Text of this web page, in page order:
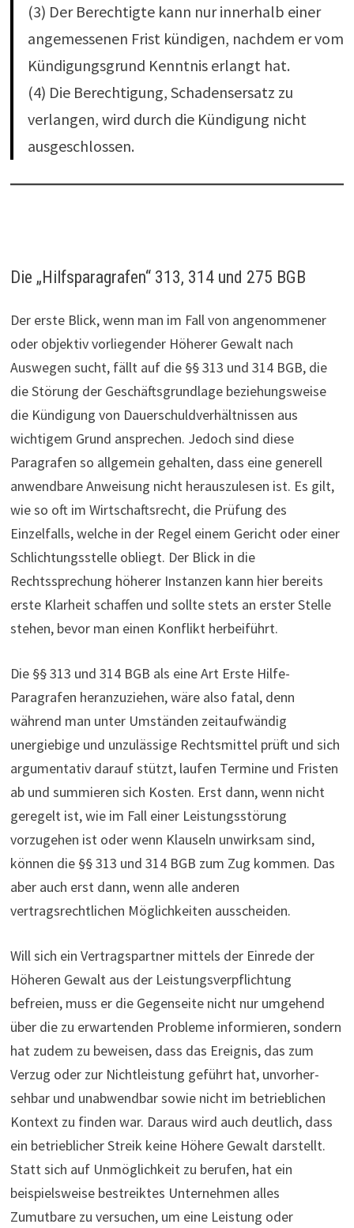
(3) Der Berechtigte kann nur innerhalb einer
angemessenen Frist kündigen, nachdem er vom
Kündigungsgrund Kenntnis erlangt hat.
(4) Die Berechtigung, Schadensersatz zu
verlangen, wird durch die Kündigung nicht
ausgeschlossen.
Die „Hilfsparagrafen“ 313, 314 und 275 BGB
Der erste Blick, wenn man im Fall von angenommener
oder objektiv vorliegender Höherer Gewalt nach
Auswegen sucht, fällt auf die §§ 313 und 314 BGB, die
die Störung der Geschäftsgrundlage beziehungsweise
die Kündigung von Dauerschuldverhältnissen aus
wichtigem Grund ansprechen. Jedoch sind diese
Paragrafen so allgemein gehalten, dass eine generell
anwendbare Anweisung nicht herauszulesen ist. Es gilt,
wie so oft im Wirtschaftsrecht, die Prüfung des
Einzelfalls, welche in der Regel einem Gericht oder einer
Schlichtungsstelle obliegt. Der Blick in die
Rechtssprechung höherer Instanzen kann hier bereits
erste Klarheit schaffen und sollte stets an erster Stelle
stehen, bevor man einen Konflikt herbeiführt.
Die §§ 313 und 314 BGB als eine Art Erste Hilfe-
Paragrafen heranzuziehen, wäre also fatal, denn
während man unter Umständen zeitaufwändig
unergiebige und unzulässige Rechtsmittel prüft und sich
argumentativ darauf stützt, laufen Termine und Fristen
ab und summieren sich Kosten. Erst dann, wenn nicht
geregelt ist, wie im Fall einer Leistungsstörung
vorzugehen ist oder wenn Klauseln unwirksam sind,
können die §§ 313 und 314 BGB zum Zug kommen. Das
aber auch erst dann, wenn alle anderen
vertragsrechtlichen Möglichkeiten ausscheiden.
Will sich ein Ver­trags­partner mittels der Einrede der
Höheren Gewalt aus der Leistungsverpflichtung
befreien, muss er die Gegenseite nicht nur umgehend
über die zu erwartenden Probleme informieren, sondern
hat zudem zu beweisen, dass das Ereignis, das zum
Verzug oder zur Nichtleistung geführt hat, unvor­her­
sehbar und unab­wendbar sowie nicht im betrieblichen
Kontext zu finden war. Daraus wird auch deutlich, dass
ein betrieblicher Streik keine Höhere Gewalt darstellt.
Statt sich auf Unmöglichkeit zu berufen, hat ein
beispielsweise bestreiktes Unternehmen alles
Zumutbare zu versuchen, um eine Leistung oder